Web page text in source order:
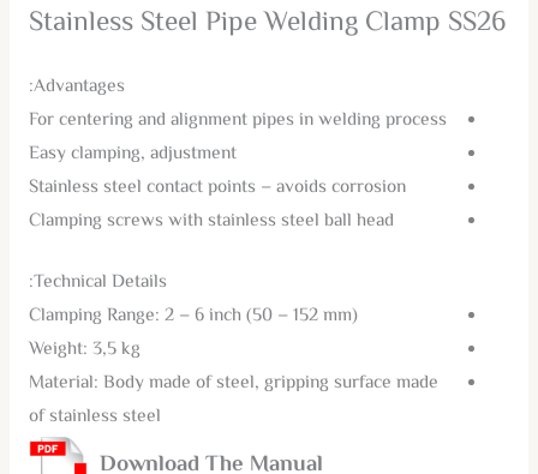
Stainless Steel Pipe Welding Clamp SS26
Advantages:
For centering and alignment pipes in welding process
Easy clamping, adjustment
Stainless steel contact points – avoids corrosion
Clamping screws with stainless steel ball head
Technical Details:
Clamping Range: 2 – 6 inch (50 – 152 mm)
Weight: 3,5 kg
Material: Body made of steel, gripping surface made
of stainless steel
Download The Manual